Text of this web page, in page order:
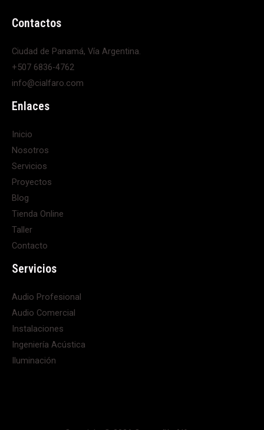
Contactos
Ciudad de Panamá, Vía Argentina.
+507 6836-4762
info@cialfaro.com
Enlaces
Inicio
Nosotros
Servicios
Proyectos
Blog
Tienda Online
Taller
Contacto
Servicios
Audio Profesional
Audio Comercial
Instalaciones
Ingeniería Acústica
Iluminación